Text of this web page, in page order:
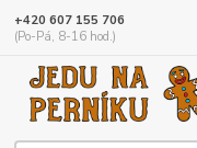
+420 607 155 706
(Po-Pá, 8-16 hod.)